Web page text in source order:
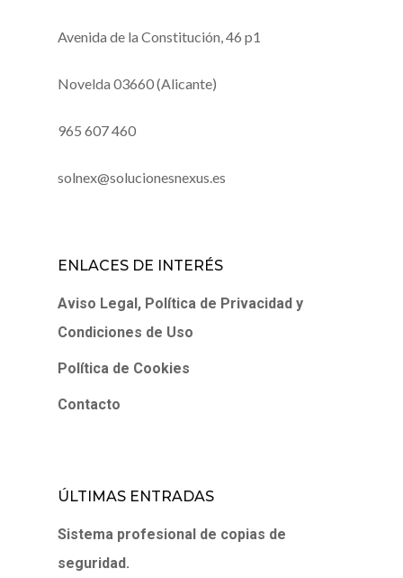
Avenida de la Constitución, 46 p1
Novelda 03660 (Alicante)
965 607 460
solnex@solucionesnexus.es
ENLACES DE INTERÉS
Aviso Legal, Política de Privacidad y
Condiciones de Uso
Política de Cookies
Contacto
ÚLTIMAS ENTRADAS
Sistema profesional de copias de
seguridad.